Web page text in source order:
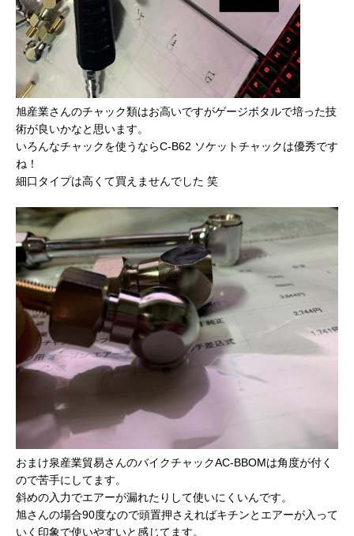
旭産業さんのチャック類はお高いですがゲージボタルで培った技
術が良いかなと思います。
いろんなチャックを使うならC-B62 ソケットチャックは優秀です
ね！
細口タイプは高くて買えませんでした 笑
おまけ泉産業貿易さんのバイクチャックAC-BBOMは角度が付く
ので苦手にしてます。
斜めの入力でエアーが漏れたりして使いにくいんです。
旭さんの場合90度なので頭置押さえればキチンとエアーが入って
いく印象で使いやすいと感じてます。